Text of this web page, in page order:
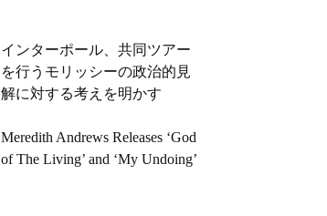
インターポール、共同ツアー
を行うモリッシーの政治的見
解に対する考えを明かす
Meredith Andrews Releases ‘God
of The Living’ and ‘My Undoing’